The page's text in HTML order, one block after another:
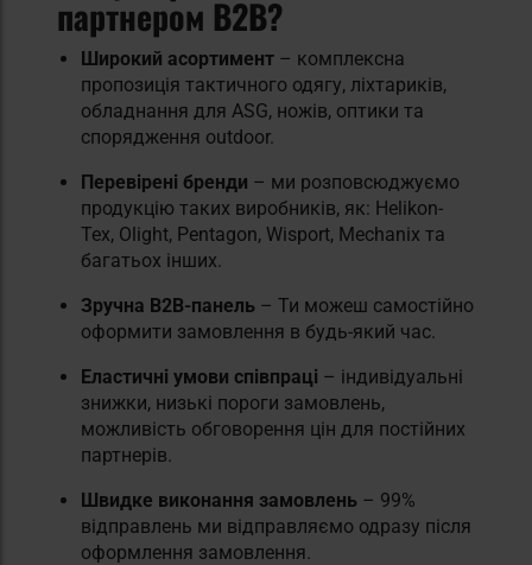
партнером B2B?
Широкий асортимент – комплексна
пропозиція тактичного одягу, ліхтариків,
обладнання для ASG, ножів, оптики та
спорядження outdoor.
Перевірені бренди – ми розповсюджуємо
продукцію таких виробників, як: Helikon-
Tex, Olight, Pentagon, Wisport, Mechanix та
багатьох інших.
Зручна B2B-панель – Ти можеш самостійно
оформити замовлення в будь-який час.
Еластичні умови співпраці – індивідуальні
знижки, низькі пороги замовлень,
можливість обговорення цін для постійних
партнерів.
Швидке виконання замовлень – 99%
відправлень ми відправляємо одразу після
оформлення замовлення.